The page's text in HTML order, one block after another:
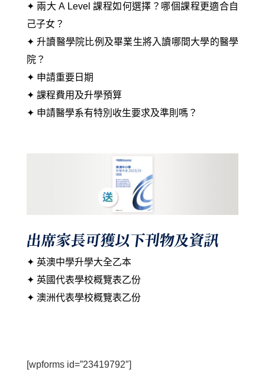
✦ 兩大 A Level 課程如何選擇？哪個課程更適合自
己子女？
✦ 升讀醫學院比例及畢業生將入讀哪間大學的醫學
院？
✦ 申請重要日期
✦ 課程費用及升學預算
✦ 申請醫學系有特別收生要求及準則嗎？
出席家長可獲以下刊物及資訊
✦ 英澳中學升學大全乙本
✦ 英國代表學校概覽表乙份
✦ 澳洲代表學校概覽表乙份
[wpforms id=”23419792″]